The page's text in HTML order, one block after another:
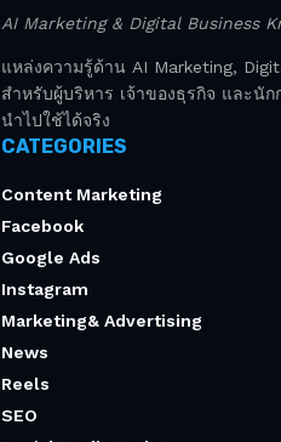
AI Marketing & Digital Business
แหล่งความรู้ด้าน AI Marketing,
สำหรับผู้บริหาร เจ้าของธุรกิจ และนั
นำไปใช้ได้จริง
CATEGORIES
Content Marketing
Facebook
Google Ads
Instagram
Marketing& Advertising
News
Reels
SEO